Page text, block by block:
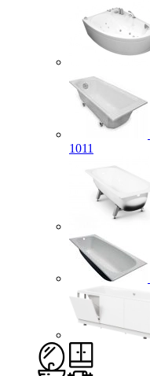
1011